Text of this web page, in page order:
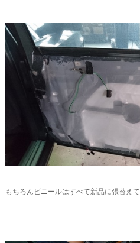
もちろんビニールはすべて新品に張替えて